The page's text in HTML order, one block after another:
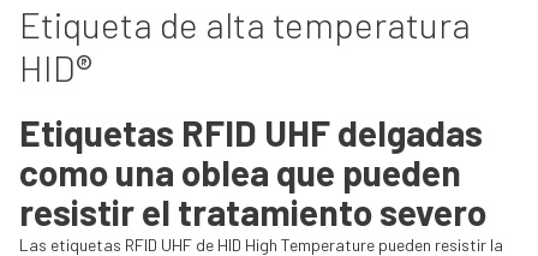
Etiqueta de alta temperatura
HID®
Etiquetas RFID UHF delgadas
como una oblea que pueden
resistir el tratamiento severo
Las etiquetas RFID UHF de HID High Temperature pueden resistir la